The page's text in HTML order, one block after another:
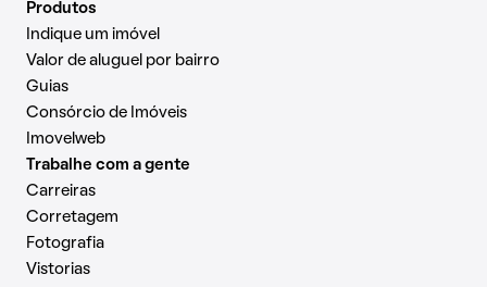
Produtos
Indique um imóvel
Valor de aluguel por bairro
Guias
Consórcio de Imóveis
Imovelweb
Trabalhe com a gente
Carreiras
Corretagem
Fotografia
Vistorias